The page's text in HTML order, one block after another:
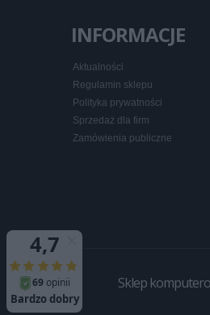
INFORMACJE
Aktualności
Regulamin sklepu
Polityka prywatności
Sprzedaż dla firm
Zamówienia publiczne
Sklep